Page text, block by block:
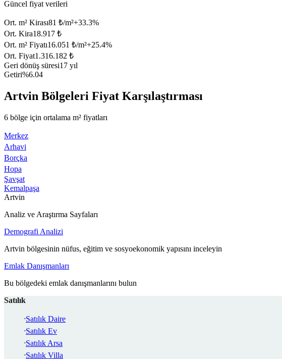
Güncel fiyat verileri
Ort. m² Kirası81 ₺/m²+33.3%
Ort. Kira18.917 ₺
Ort. m² Fiyatı16.051 ₺/m²+25.4%
Ort. Fiyat1.316.182 ₺
Geri dönüş süresi17 yıl
Getiri%6.04
Artvin Bölgeleri Fiyat Karşılaştırması
6 bölge için ortalama m² fiyatları
Merkez
Arhavi
Borçka
Hopa
Şavşat
Kemalpaşa
Artvin
Analiz ve Araştırma Sayfaları
Demografi Analizi
Artvin bölgesinin nüfus, eğitim ve sosyoekonomik yapısını inceleyin
Emlak Danışmanları
Bu bölgedeki emlak danışmanlarını bulun
Satılık
Satılık Daire
Satılık Ev
Satılık Arsa
Satılık Villa